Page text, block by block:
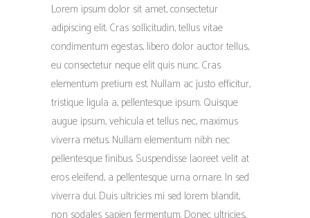
Lorem ipsum dolor sit amet, consectetur
adipiscing elit. Cras sollicitudin, tellus vitae
condimentum egestas, libero dolor auctor tellus,
eu consectetur neque elit quis nunc. Cras
elementum pretium est. Nullam ac justo efficitur,
tristique ligula a, pellentesque ipsum. Quisque
augue ipsum, vehicula et tellus nec, maximus
viverra metus. Nullam elementum nibh nec
pellentesque finibus. Suspendisse laoreet velit at
eros eleifend, a pellentesque urna ornare. In sed
viverra dui. Duis ultricies mi sed lorem blandit,